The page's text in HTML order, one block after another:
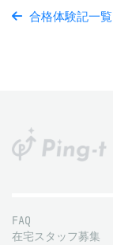
合格体験記一覧
FAQ
在宅スタッフ募集